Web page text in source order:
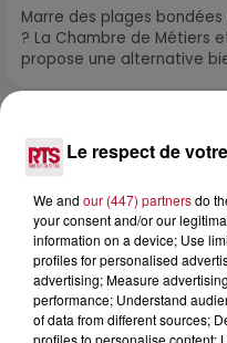
Marre des plages
? La Chambre de Métiers
propose une alternative
Le respect de
We and our (447) partnersdo
your consent and/or our
information on a device; Use
profiles for personalised
advertising; Measure
performance; Understand
of data from different sources;
profiles to personalise content;